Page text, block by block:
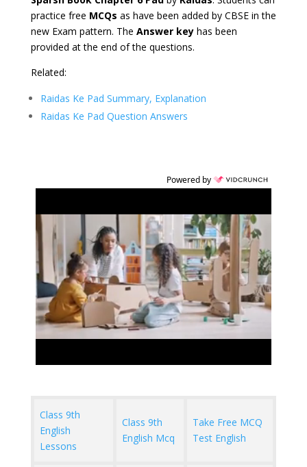
practice free MCQs as have been added by CBSE in the
new Exam pattern. The Answer keyhas been
provided at the end of the questions.
Related:
Raidas Ke Pad Summary, Explanation
Raidas Ke Pad Question Answers
Powered by
Class 9th
English
Lessons
Class 9th
English Mcq
Take Free MCQ
Test English